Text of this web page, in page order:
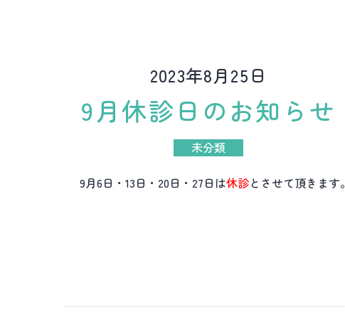
2023年8月25日
9月休診日のお知らせ
未分類
9月6日・13日・20日・27日は休診とさせて頂きます。